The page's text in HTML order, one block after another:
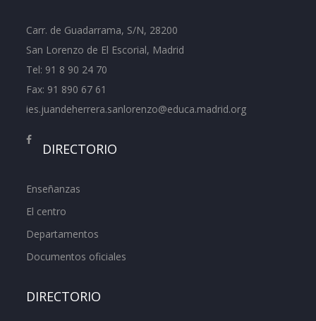
Carr. de Guadarrama, S/N, 28200
San Lorenzo de El Escorial, Madrid
Tel: 91 8 90 24 70
Fax: 91 890 67 61
ies.juandeherrera.sanlorenzo@educa.madrid.org
DIRECTORIO
Enseñanzas
El centro
Departamentos
Documentos oficiales
DIRECTORIO